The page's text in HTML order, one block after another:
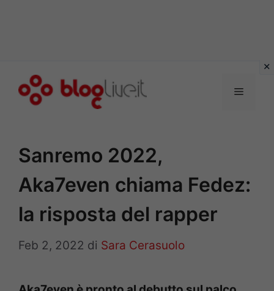
Menu
Sanremo 2022,
Aka7even chiama Fedez:
la risposta del rapper
Feb 2, 2022 di Sara Cerasuolo